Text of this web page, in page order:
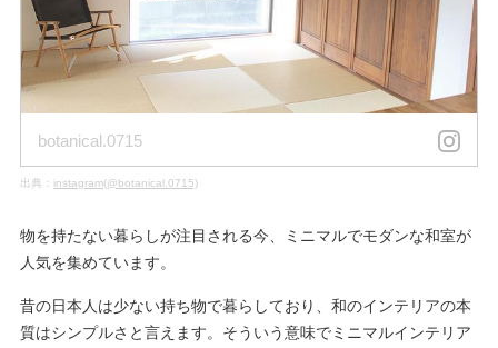
botanical.0715
出典： instagram(@botanical.0715)
物を持たない暮らしが注目される今、ミニマルでモダンな和室が
人気を集めています。
昔の日本人は少ない持ち物で暮らしており、和のインテリアの本
質はシンプルさと言えます。そういう意味でミニマルインテリア